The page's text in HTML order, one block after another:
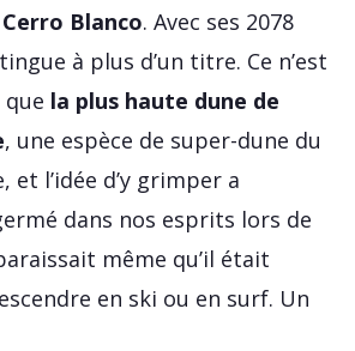
Blanco. Avec ses 2078
à plus d’un titre. Ce n’est
la plus haute dune de
, une espèce de super-dune du
et l’idée d’y grimper a
dans nos esprits lors de
même qu’il était
en ski ou en surf. Un